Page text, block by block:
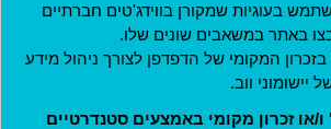
בעוגיות שמקורן בווידג'טים חברתיים
באתר במשאבים שונים שלו.
המקומי של הדפדפן לצורך ניהול מידע
ווב.
ו/או זכרון מקומי באמצעים סטנדרטיים